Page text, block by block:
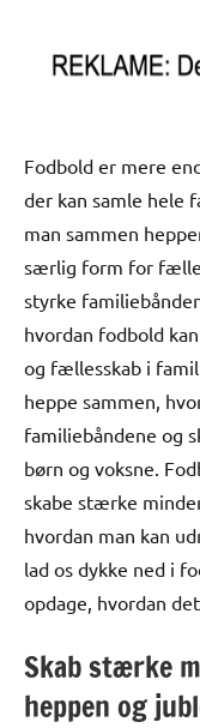
Fodbold er mere
der kan samle hele
man sammen
særlig form for
styrke
hvordan fodbold
og fællesskab i
heppe sammen,
familiebåndene og
børn og voksne.
skabe stærke
hvordan man kan
lad os dykke ned i
opdage, hvordan
Skab stærke
heppen og